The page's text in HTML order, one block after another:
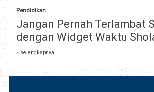
Pendidikan
Jangan Pernah Terlambat
dengan Widget Waktu
» selengkapnya